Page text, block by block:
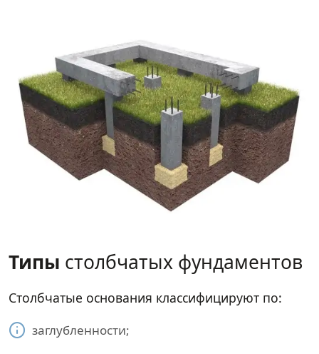
Типы столбчатых фундаментов
Столбчатые основания классифицируют по:
заглубленности;